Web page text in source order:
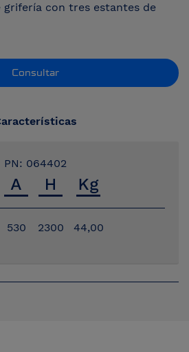
con tres estantes de
Consultar
PN: 064402
530 2300 44,00